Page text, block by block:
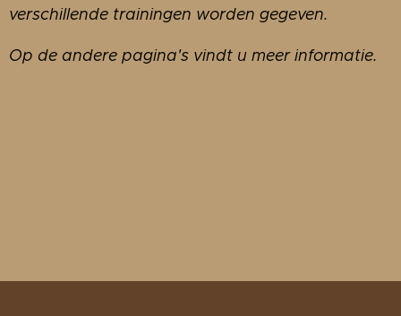
verschillende trainingen worden gegeven.
Op de andere pagina's vindt u meer informatie.